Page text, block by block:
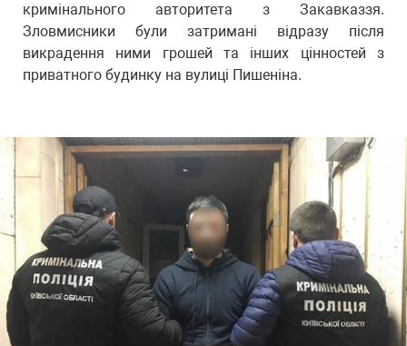
кримінального авторитета з Закавказзя.
Зловмисники були затримані відразу після
викрадення ними грошей та інших цінностей з
приватного будинку на вулиці Пишеніна.